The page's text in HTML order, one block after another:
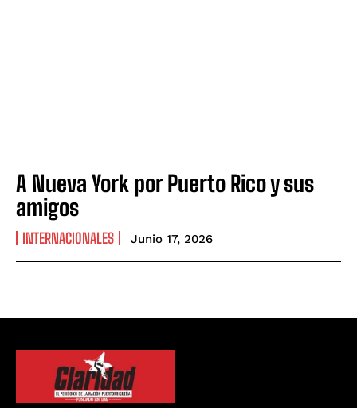
A Nueva York por Puerto Rico y sus
amigos
INTERNACIONALES Junio 17, 2026